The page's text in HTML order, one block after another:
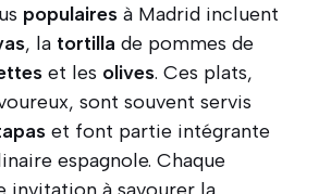
populaires à Madrid incluent
, la tortilla de pommes de
et les olives. Ces plats,
sont souvent servis
et font partie intégrante
espagnole. Chaque